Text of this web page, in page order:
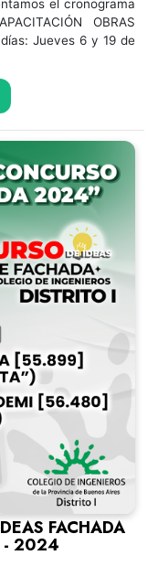
el cronograma
OBRAS
Jueves 6 y 19 de
FACHADA
- 2024